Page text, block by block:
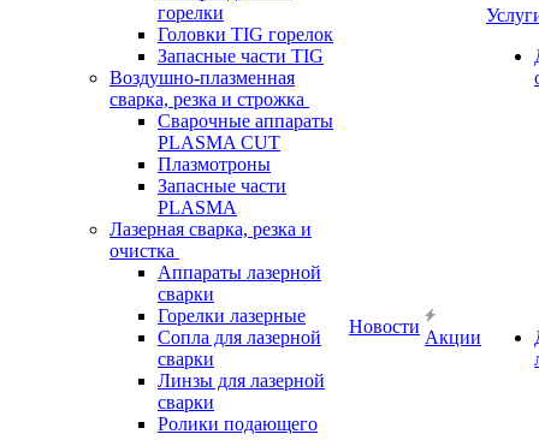
горелки
Головки TIG горелок
Запасные части TIG
Воздушно-плазменная
сварка, резка и строжка
Сварочные аппараты
PLASMA CUT
Плазмотроны
Запасные части
PLASMA
Лазерная сварка, резка и
очистка
Аппараты лазерной
сварки
Горелки лазерные
Сопла для лазерной
сварки
Линзы для лазерной
сварки
Ролики подающего
Новости
Акции